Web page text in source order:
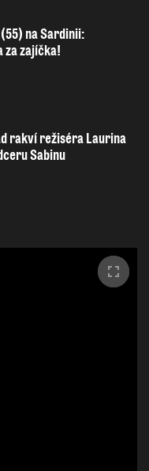
na Sardinii:
za zajíčka!
rakví režiséra Laurina
Sabinu